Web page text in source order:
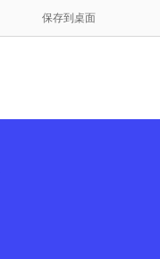
保存到桌面